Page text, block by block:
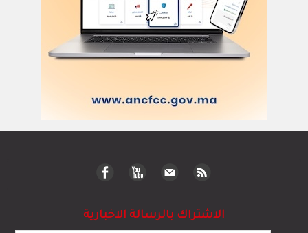
الاشتراك بالرسالة الاخبارية